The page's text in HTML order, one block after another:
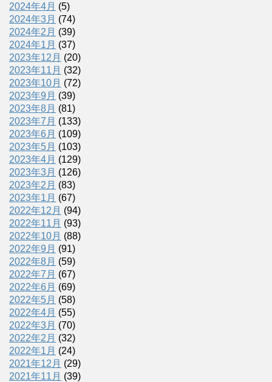
2024年4月 (5)
2024年3月 (74)
2024年2月 (39)
2024年1月 (37)
2023年12月 (20)
2023年11月 (32)
2023年10月 (72)
2023年9月 (39)
2023年8月 (81)
2023年7月 (133)
2023年6月 (109)
2023年5月 (103)
2023年4月 (129)
2023年3月 (126)
2023年2月 (83)
2023年1月 (67)
2022年12月 (94)
2022年11月 (93)
2022年10月 (88)
2022年9月 (91)
2022年8月 (59)
2022年7月 (67)
2022年6月 (69)
2022年5月 (58)
2022年4月 (55)
2022年3月 (70)
2022年2月 (32)
2022年1月 (24)
2021年12月 (29)
2021年11月 (39)